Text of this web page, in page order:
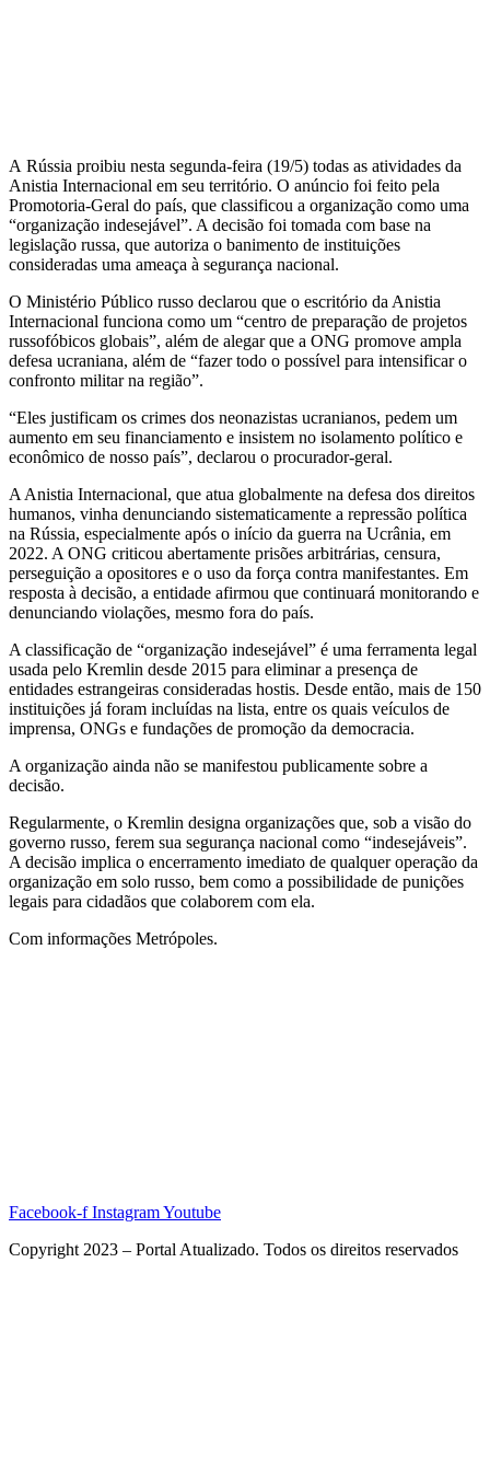
A Rússia proibiu nesta segunda-feira (19/5) todas as atividades da
Anistia Internacional em seu território. O anúncio foi feito pela
Promotoria-Geral do país, que classificou a organização como uma
“organização indesejável”. A decisão foi tomada com base na
legislação russa, que autoriza o banimento de instituições
consideradas uma ameaça à segurança nacional.
O Ministério Público russo declarou que o escritório da Anistia
Internacional funciona como um “centro de preparação de projetos
russofóbicos globais”, além de alegar que a ONG promove ampla
defesa ucraniana, além de “fazer todo o possível para intensificar o
confronto militar na região”.
“Eles justificam os crimes dos neonazistas ucranianos, pedem um
aumento em seu financiamento e insistem no isolamento político e
econômico de nosso país”, declarou o procurador-geral.
A Anistia Internacional, que atua globalmente na defesa dos direitos
humanos, vinha denunciando sistematicamente a repressão política
na Rússia, especialmente após o início da guerra na Ucrânia, em
2022. A ONG criticou abertamente prisões arbitrárias, censura,
perseguição a opositores e o uso da força contra manifestantes. Em
resposta à decisão, a entidade afirmou que continuará monitorando e
denunciando violações, mesmo fora do país.
A classificação de “organização indesejável” é uma ferramenta legal
usada pelo Kremlin desde 2015 para eliminar a presença de
entidades estrangeiras consideradas hostis. Desde então, mais de 150
instituições já foram incluídas na lista, entre os quais veículos de
imprensa, ONGs e fundações de promoção da democracia.
A organização ainda não se manifestou publicamente sobre a
decisão.
Regularmente, o Kremlin designa organizações que, sob a visão do
governo russo, ferem sua segurança nacional como “indesejáveis”.
A decisão implica o encerramento imediato de qualquer operação da
organização em solo russo, bem como a possibilidade de punições
legais para cidadãos que colaborem com ela.
Com informações Metrópoles.
Facebook-f InstagramYoutube
Copyright 2023 – Portal Atualizado. Todos os direitos reservados